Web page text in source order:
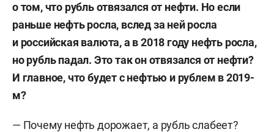
о том, что рубль отвязался от нефти. Ноесли
раньше нефть росла, вслед за ней росла
и российская валюта,а в 2018 году нефть росла,
норубль падал. Это таконотвязался от нефти?
И главное, что будет с нефтью и рублем в 2019-
м?
— Почему нефть дорожает, а рубль слабеет?